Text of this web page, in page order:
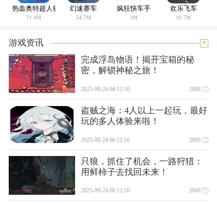
热血奥特超人骑士联赛
71.4M
幻速赛车
54.7M
疯狂快车手
3M
欢乐飞车
10.7M
游戏资讯 +
完成浮岛物语！揭开宝箱的秘
密，解锁神秘之旅！
2025-09-24 06:12:10 2098
盗贼之海：4人以上一起玩，最好
玩的多人体验来啦！
2025-09-24 06:12:10 2095
只狼，抓住了机会，一路狩猎：
用鲜柿子去找回未来！
2025-09-24 06:12:10 2049